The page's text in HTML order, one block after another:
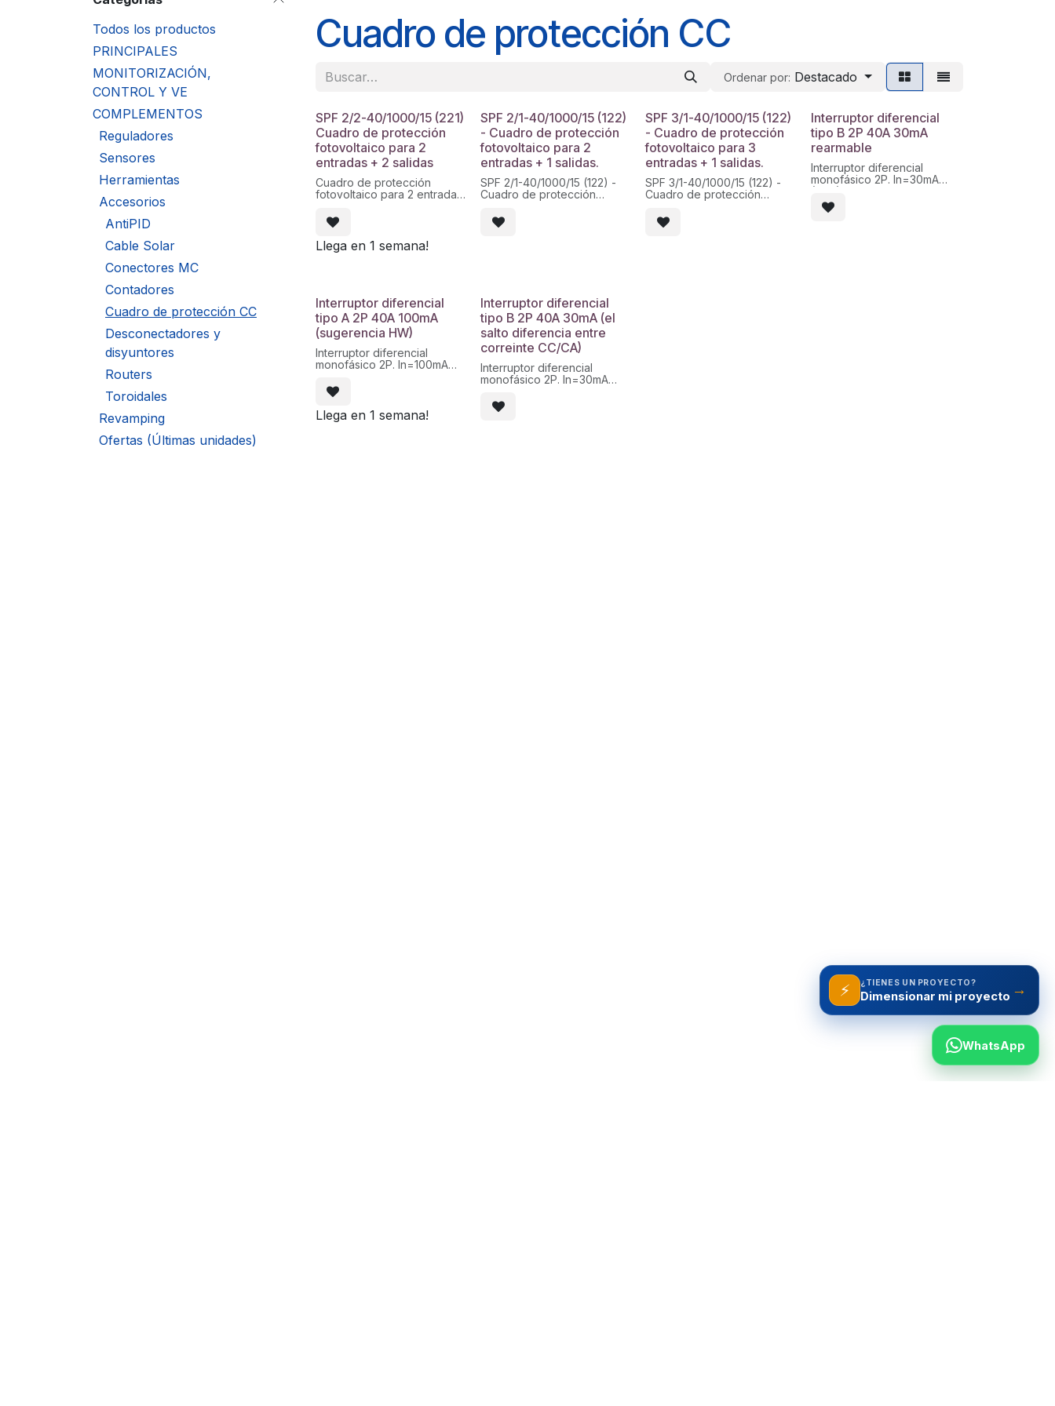
Todos los productos
PRINCIPALES
MONITORIZACIÓN,
CONTROL Y VE
COMPLEMENTOS
Reguladores
Sensores
Herramientas
Accesorios
AntiPID
Cable Solar
Conectores MC
Contadores
Cuadro de protección CC
Desconectadores y
disyuntores
Routers
Toroidales
Revamping
Ofertas (Últimas unidades)
Cuadro de protección CC
Ordenar por: Destacado
SPF 2/2-40/1000/15 (221)
Cuadro de protección
fotovoltaico para 2
entradas + 2 salidas
Cuadro de protección
fotovoltaico para 2 entradas
entrada, con fusible y base
de fusible. Envolvente de 12
módulos en ABS. Conectores
MC4.
Llega en 1 semana!
SPF 2/1-40/1000/15 (122)
- Cuadro de protección
fotovoltaico para 2
entradas + 1 salidas.
SPF 2/1-40/1000/15 (122) -
Cuadro de protección
para 2 entradas + 1 salidas.
1000Vcc, 15A por entrada,
1000vdc 40A. Envolvente de
12 módulos en ABS.
Conectores
prensaestopas.
SPF 3/1-40/1000/15 (122)
- Cuadro de protección
fotovoltaico para 3
entradas + 1 salidas.
SPF 3/1-40/1000/15 (122) -
Cuadro de protección
para 3 entradas + 1 salidas.
1000Vcc, 15A por entrada,
Interruptor diferencial
tipo B 2P 40A 30mA
rearmable
Interruptor diferencial
monofásico 2P. In=30mA
(40A) Clase B (corrientes de
fugas alternas y pulsantes
suaves hasta 1kHz). Con
Interruptor diferencial
tipo A 2P 40A 100mA
(sugerencia HW)
Interruptor diferencial
monofásico 2P. In=100mA
fugas alternas o p). Con
rearme automático.
Llega en 1 semana!
Interruptor diferencial
tipo B 2P 40A 30mA (el
salto diferencia entre
correinte CC/CA)
Interruptor diferencial
monofásico 2P. In=30mA
fugas alternas y pulsantes
suaves hasta 1kHz).
⚡ ¿TIENES UN PROYECTO? →
WhatsApp